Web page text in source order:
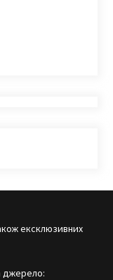
ексклюзивних
джерело: